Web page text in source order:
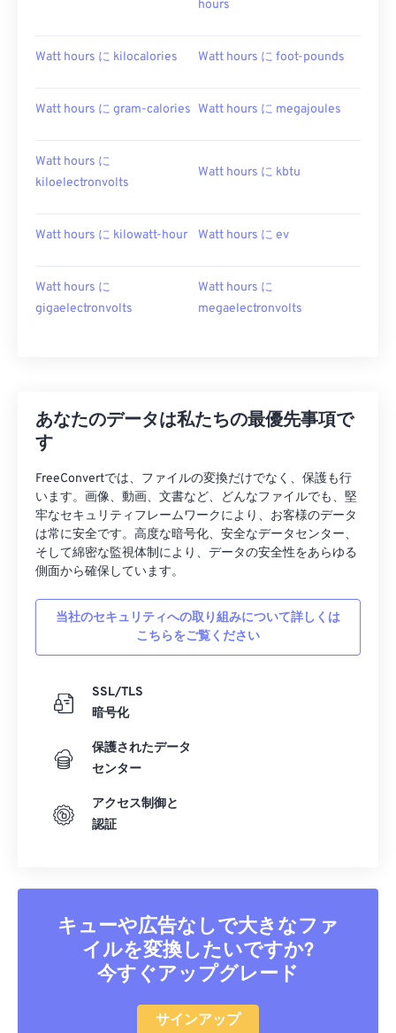
hours
Watt hours に kilocalories Watt hours に foot-pounds
Watt hours に gram-calories Watt hours に megajoules
Watt hours に
kiloelectronvolts
Watt hours に kbtu
Watt hours に kilowatt-hour Watt hours に ev
Watt hours に
gigaelectronvolts
Watt hours に
megaelectronvolts
あなたのデータは私たちの最優先事項で
す
FreeConvertでは、ファイルの変換だけでなく、保護も行
います。画像、動画、文書など、どんなファイルでも、堅
牢なセキュリティフレームワークにより、お客様のデータ
は常に安全です。高度な暗号化、安全なデータセンター、
そして綿密な監視体制により、データの安全性をあらゆる
側面から確保しています。
当社のセキュリティへの取り組みについて詳しくは
こちらをご覧ください
SSL/TLS
暗号化
保護されたデータ
センター
アクセス制御と
認証
キューや広告なしで大きなファ
イルを変換したいですか?
今すぐアップグレード
サインアップ